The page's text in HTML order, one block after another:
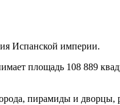
Испанской империи.
площадь 108 889
пирамиды и